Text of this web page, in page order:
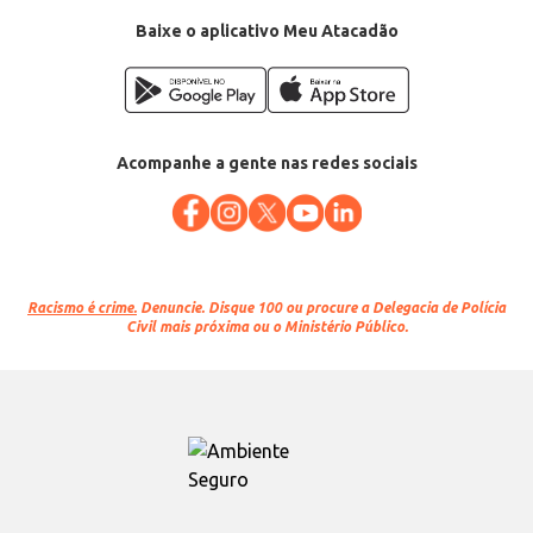
Baixe o aplicativo Meu Atacadão
Acompanhe a gente nas redes sociais
Racismo é crime. Denuncie. Disque 100 ou procure a Delegacia de Polícia
Civil mais próxima ou o Ministério Público.